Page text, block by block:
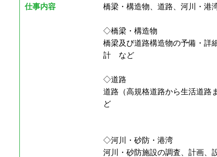
仕事内容 橋梁・構造物、道路、河川・港
◇橋梁・構造物
橋梁及び道路構造物の予備・詳
計 など
◇道路
道路（高規格道路から生活道
ど
◇河川・砂防・港湾
河川・砂防施設の調査、計画